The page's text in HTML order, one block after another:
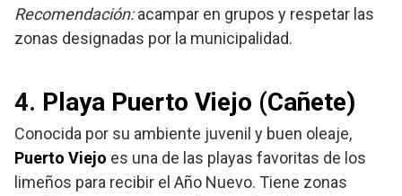
Recomendación:acampar en grupos y respetar las
zonas designadas por la municipalidad.
4. Playa Puerto Viejo (Cañete)
Conocida por su ambiente juvenil y buen oleaje,
Puerto Viejo es una de las playas favoritas de los
limeños para recibir el Año Nuevo. Tiene zonas